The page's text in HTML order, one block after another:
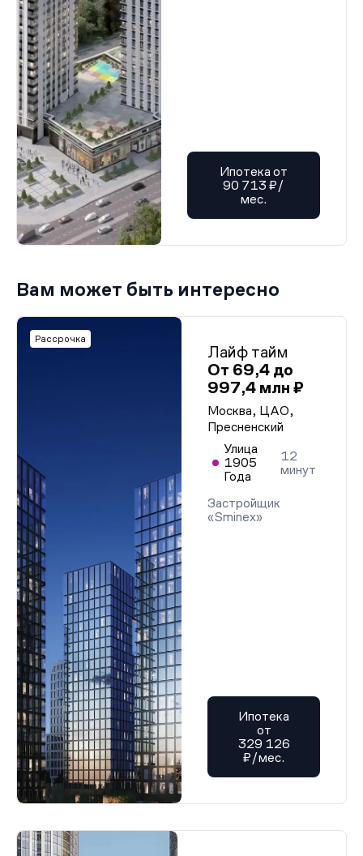
Ипотека от
90 713 ₽/
мес.
Вам может быть интересно
Рассрочка
Лайф тайм
От 69,4 до
997,4 млн ₽
Москва, ЦАО,
Пресненский
Улица
1905
Года
12
минут
Застройщик
«Sminex»
Ипотека
от
329 126
₽/мес.